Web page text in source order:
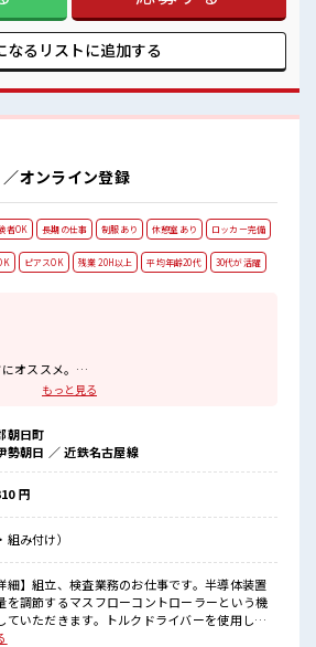
！
ましょ！
抜でなければOKです！ (規定有)≪ラクラク制服
あるので、 毎日の服装の悩み解消♪ ≪未経験で
≫ 新しいことにチャレンジするのは不安だけ
働く環境が整っています！ イチからスキルUP・
気軽に相談できる、 派遣のお仕事です！ ■職
型・髪色自由♪ 派手過ぎなければOKだから、
なるリストに追加する
オンライン登録
者OK 長期の仕事 制服あり 休憩室あり ロッカー完備
ピアスOK 残業 20H以上 平均年齢20代 30代が活躍
オススメ。
ります♪
すぎたり奇抜でなければOKです！
アリ≫
♪
る≫
するのは不安だけど、
ています！
ップUP目指していきましょう！
案≫
できる、
もっと見る
朝日町
勢朝日 ／ 近鉄名古屋線
円
み付け）
細】組立、検査業務のお仕事です。半導体装置
を調節するマスフローコントローラーという機
ていただきます。トルクドライバーを使用して
たり、数値をパソコンで入力したりする業務を